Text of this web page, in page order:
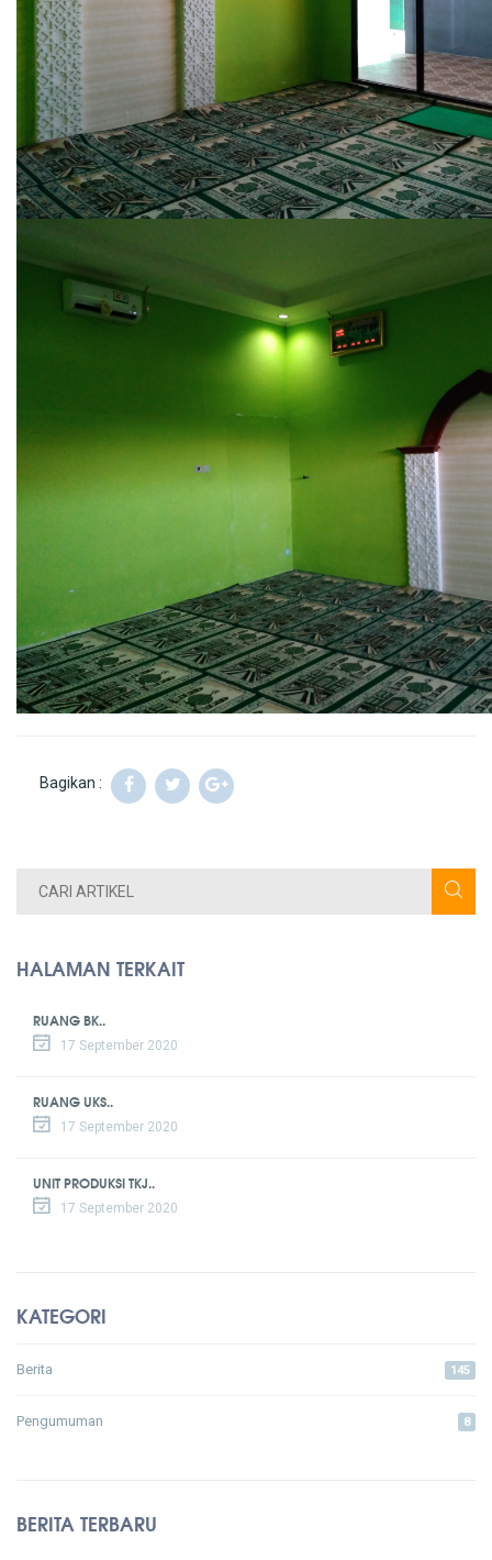
Bagikan :
HALAMAN TERKAIT
RUANG BK..
17 September 2020
RUANG UKS..
17 September 2020
UNIT PRODUKSI TKJ..
17 September 2020
KATEGORI
Berita 145
Pengumuman 8
BERITA TERBARU